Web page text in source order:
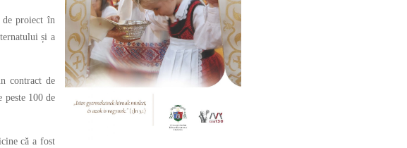
de proiect în
și a
contract de
100 de
că a fost